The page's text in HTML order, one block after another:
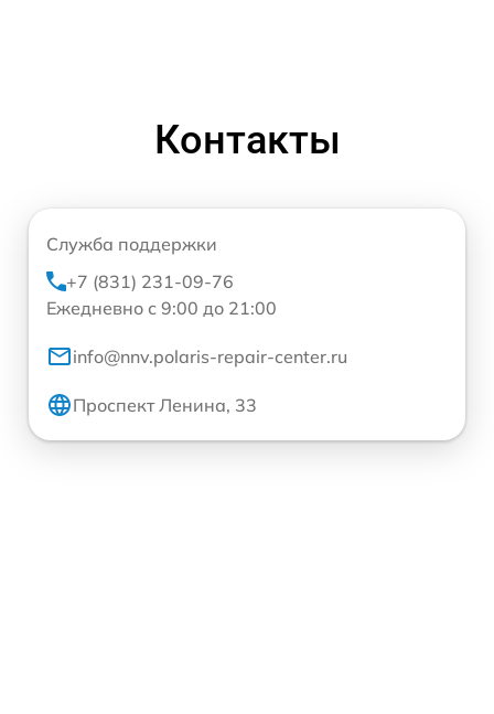
Контакты
Служба поддержки
+7 (831) 231-09-76
Ежедневно с 9:00 до 21:00
info@nnv.polaris-repair-center.ru
Проспект Ленина, 33